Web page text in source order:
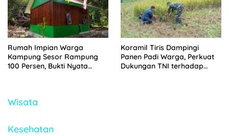
Rumah Impian Warga
Kampung Sesor Rampung
100 Persen, Bukti Nyata
Koramil Tiris Dampingi
Panen Padi Warga, Perkuat
Dukungan TNI terhadap
Wisata
Kesehatan